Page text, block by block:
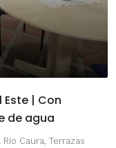
Este | Con
de agua
Caura, Terrazas